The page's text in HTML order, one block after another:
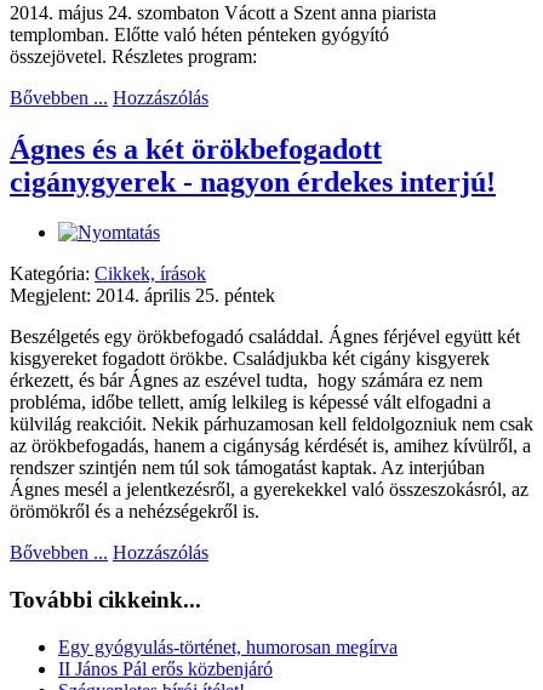
2014. május 24. szombaton Vácott a Szent anna piarista
templomban. Előtte való héten pénteken gyógyító
összejövetel. Részletes program:
Bővebben ... Hozzászólás
Ágnes és a két örökbefogadott
cigánygyerek - nagyon érdekes interjú!
Kategória: Cikkek, írások
Megjelent: 2014. április 25. péntek
Beszélgetés egy örökbefogadó családdal. Ágnes férjével együtt két
kisgyereket fogadott örökbe. Családjukba két cigány kisgyerek
érkezett, és bár Ágnes az eszével tudta, hogy számára ez nem
probléma, időbe tellett, amíg lelkileg is képessé vált elfogadni a
külvilág reakcióit. Nekik párhuzamosan kell feldolgozniuk nem csak
az örökbefogadás, hanem a cigányság kérdését is, amihez kívülről, a
rendszer szintjén nem túl sok támogatást kaptak. Az interjúban
Ágnes mesél a jelentkezésről, a gyerekekkel való összeszokásról, az
örömökről és a nehézségekről is.
Bővebben ... Hozzászólás
További cikkeink...
Egy gyógyulás-történet, humorosan megírva
II János Pál erős közbenjáró